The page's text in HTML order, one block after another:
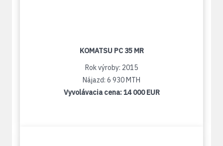
KOMATSU PC 35 MR
Rok výroby: 2015
Nájazd: 6 930 MTH
Vyvolávacia cena:14 000 EUR